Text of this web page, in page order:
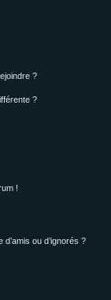
?
?
!
ou d’ignorés ?